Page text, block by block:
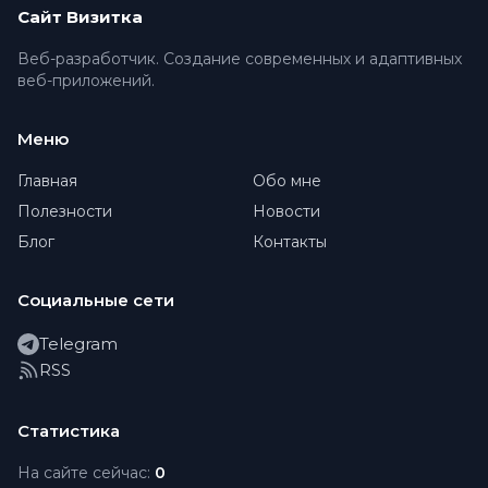
Сайт Визитка
Веб-разработчик. Создание современных и адаптивных
веб-приложений.
Меню
Главная
Обо мне
Полезности
Новости
Блог
Контакты
Социальные сети
Telegram
RSS
Статистика
На сайте сейчас: 0